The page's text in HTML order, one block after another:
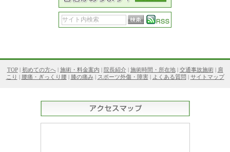
TOP| 初めての方へ| 施術・料金案内 | 院長紹介| 施術時間・所在地| 交通事故施術| 肩
こり | 腰痛・ぎっくり腰| 膝の痛み| スポーツ外傷・障害| よくある質問 | サイトマップ